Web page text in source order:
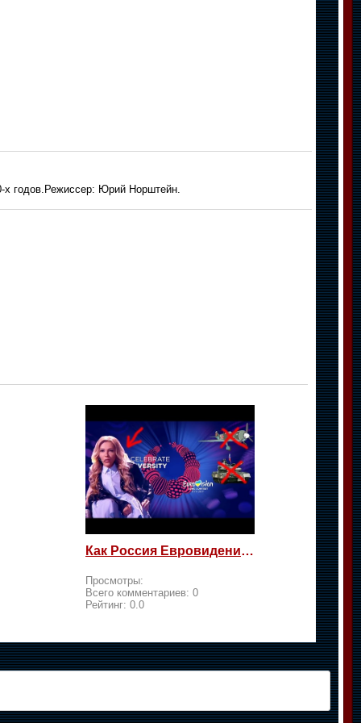
годов.Режиссер: Юрий Норштейн.
Как Россия Евровидение на жалость берет
Просмотры:
Всего комментариев: 0
Рейтинг: 0.0